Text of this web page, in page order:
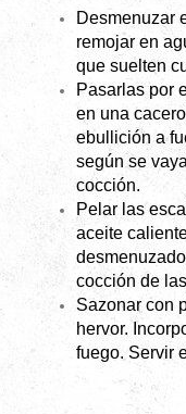
Desmenuzar
remojar en
que suelten
Pasarlas por
en una
ebullición a
según se
cocción.
Pelar las
aceite
cocción de
Sazonar con
hervor.
fuego. Servir